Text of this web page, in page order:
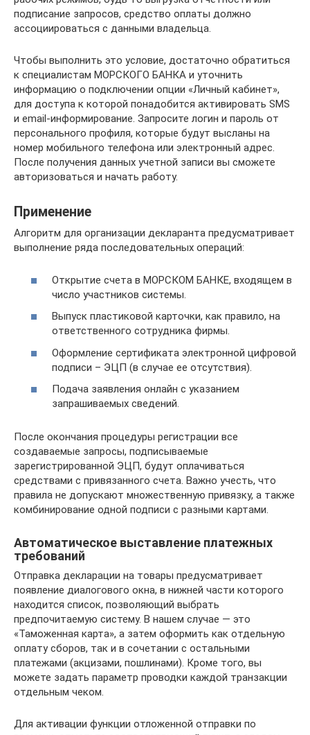
подписание запросов, средство оплаты должно
ассоциироваться с данными владельца.
Чтобы выполнить это условие, достаточно обратиться
к специалистам МОРСКОГО БАНКА и уточнить
информацию о подключении опции «Личный кабинет»,
для доступа к которой понадобится активировать SMS
и email-информирование. Запросите логин и пароль от
персонального профиля, которые будут высланы на
номер мобильного телефона или электронный адрес.
После получения данных учетной записи вы сможете
авторизоваться и начать работу.
Применение
Алгоритм для организации декларанта предусматривает
выполнение ряда последовательных операций:
Открытие счета в МОРСКОМ БАНКЕ, входящем в
число участников системы.
Выпуск пластиковой карточки, как правило, на
ответственного сотрудника фирмы.
Оформление сертификата электронной цифровой
подписи – ЭЦП (в случае ее отсутствия).
Подача заявления онлайн с указанием
запрашиваемых сведений.
После окончания процедуры регистрации все
создаваемые запросы, подписываемые
зарегистрированной ЭЦП, будут оплачиваться
средствами с привязанного счета. Важно учесть, что
правила не допускают множественную привязку, а также
комбинирование одной подписи с разными картами.
Автоматическое выставление платежных
требований
Отправка декларации на товары предусматривает
появление диалогового окна, в нижней части которого
находится список, позволяющий выбрать
предпочитаемую систему. В нашем случае — это
«Таможенная карта», а затем оформить как отдельную
оплату сборов, так и в сочетании с остальными
платежами (акцизами, пошлинами). Кроме того, вы
можете задать параметр проводки каждой транзакции
отдельным чеком.
Для активации функции отложенной отправки по